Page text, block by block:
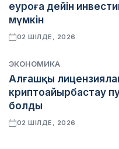
еуроға дейін
мүмкін
02 ШІЛДЕ, 2026
ЭКОНОМИКА
Алғашқы
криптоайырбастау
болды
02 ШІЛДЕ, 2026